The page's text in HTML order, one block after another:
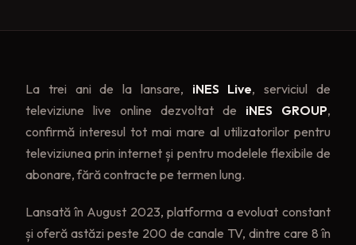
La trei ani de la lansare, iNES Live, serviciul de
televiziune live online dezvoltat de iNES GROUP,
confirmă interesul tot mai mare al utilizatorilor pentru
televiziunea prin internet și pentru modelele flexibile de
abonare, fără contracte pe termen lung.
Lansată în August 2023, platforma a evoluat constant
și oferă astăzi peste 200 de canale TV, dintre care 8 în